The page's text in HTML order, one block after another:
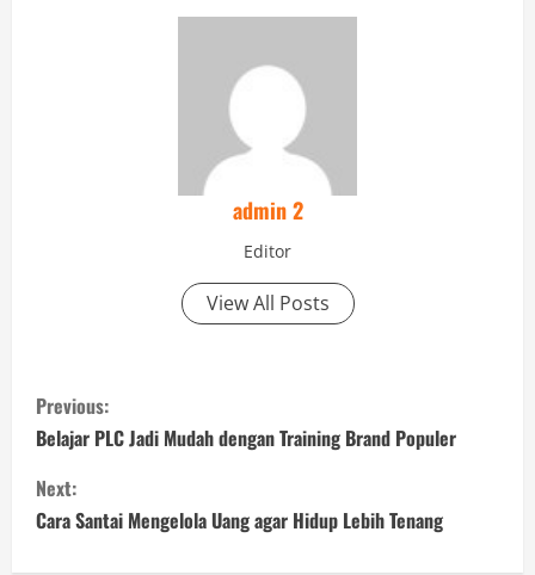
admin 2
Editor
View All Posts
C
o
n
t
Previous:
Belajar PLC Jadi Mudah dengan Training Brand Populer
Next:
Cara Santai Mengelola Uang agar Hidup Lebih Tenang